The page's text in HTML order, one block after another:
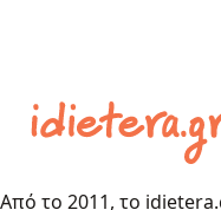
Από το 2011, το